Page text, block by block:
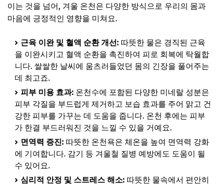
혼자만의 고요한 시간을 위한: 명상 & 힐링 스파
🎧 당신의 시간, 어떤 음악이 필요한가요?
✨ 당신을 위한 큐레이션
온천 여행, 숙소가 중요해! 후회 없는 숙소 선택 가이드
몸과 마음을 편안하게, 프라이빗 온천 펜션/호텔
가성비와 편의성을 동시에, 대중 온천 숙소
부대시설까지 완벽하게! 럭셔리 스파 리조트
🎧 당신의 시간, 어떤 음악이 필요한가요?
✨ 당신을 위한 큐레이션
몸도 마음도 든든! 온천 주변 맛집 탐방으로 여행의 즐거움
두 배
지역 특산물로 만든 별미: 놓치면 후회할 맛집 리스트
이는 것을 넘어, 겨울 온천은 다양한 방식으로 우리의 몸과
마음에 긍정적인 영향을 미쳐요.
근육 이완 및 혈액 순환 개선: 따뜻한 물은 경직된 근육
을 이완시키고 혈액 순환을 촉진하여 피로 회복에 탁월합
니다. 쌀쌀한 날씨에 움츠러들었던 몸의 긴장을 풀어주는
데 최고죠.
피부 미용 효과: 온천수에 포함된 다양한 미네랄 성분은
피부 각질을 부드럽게 제거하고 보습 효과를 주어 맑고 건
강한 피부를 가꾸는 데 도움을 줍니다. 온천 후에는 피부
가 한결 부드러워진 것을 느낄 수 있을 거예요.
면역력 증진: 따뜻한 온천욕은 체온을 높여 면역력 강화
에 기여합니다. 감기 등 겨울철 질병 예방에도 도움이 될
수 있어요.
심리적 안정 및 스트레스 해소: 따뜻한 물속에서 편안히